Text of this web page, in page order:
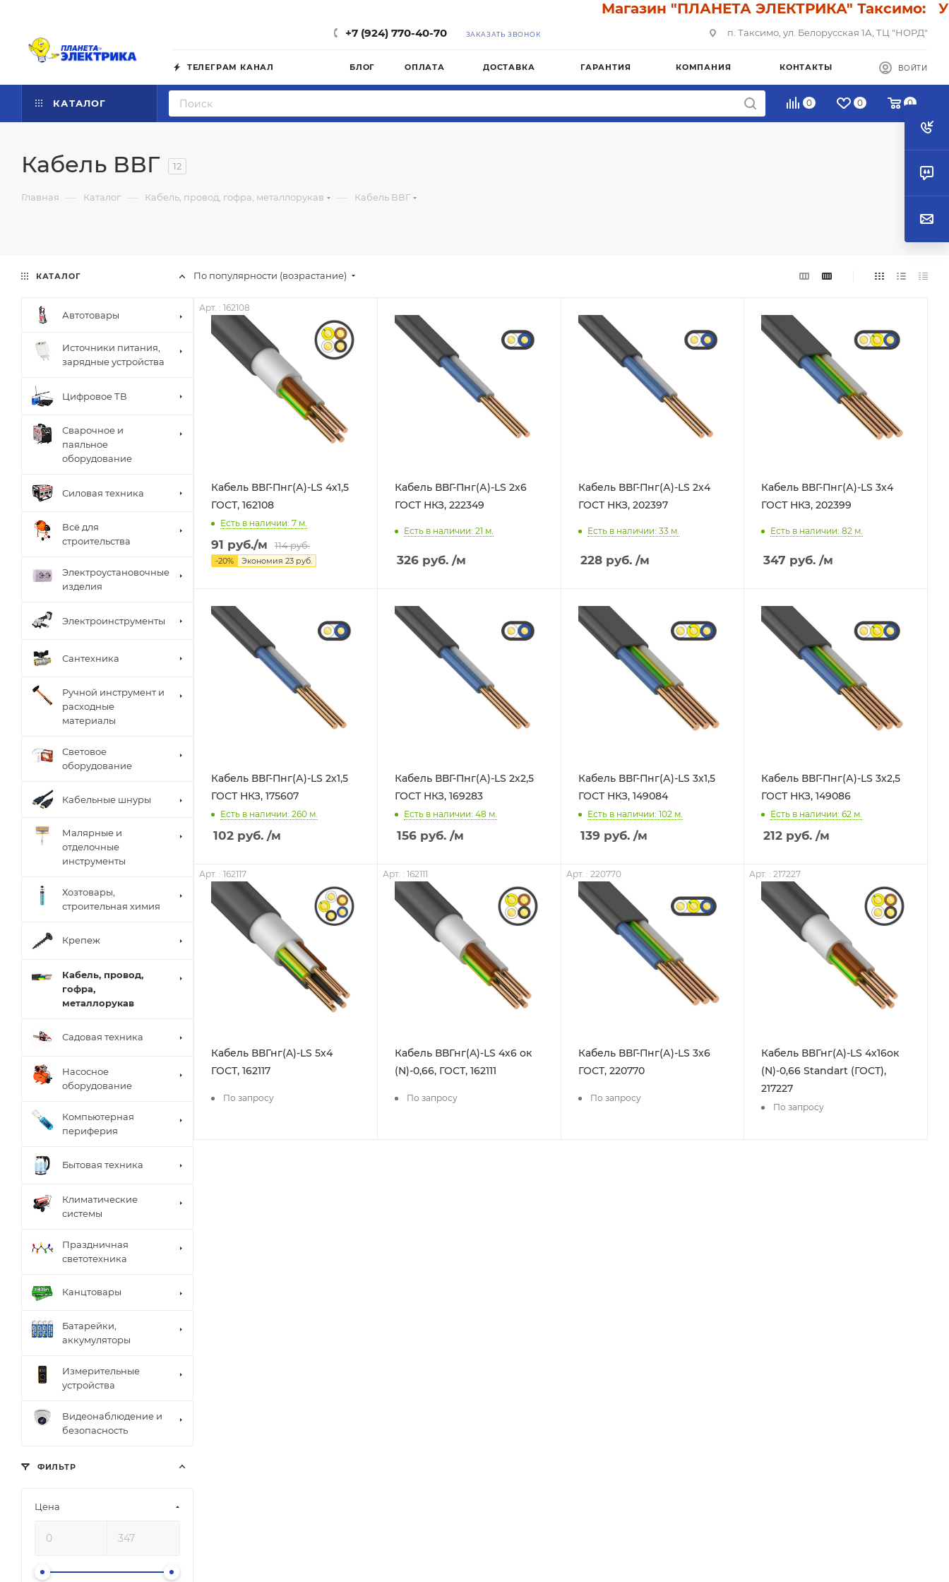
Магазин "ПЛАНЕТА ЭЛЕКТРИКА" Таксимо: У
+7 (924) 770-40-70 ЗАКАЗАТЬ ЗВОНОК п. Таксимо, ул. Белорусская 1А, ТЦ "НОРД"
ТЕЛЕГРАМ КАНАЛ БЛОГ ОПЛАТА ДОСТАВКА ГАРАНТИЯ КОМПАНИЯ КОНТАКТЫ ВОЙТИ
КАТАЛОГ 0 0 0
Кабель ВВГ 12
Главная — Каталог — Кабель, провод, гофра, металлорукав — Кабель ВВГ
По популярности (возрастание)
Арт. : 162108
Кабель ВВГ-Пнг(А)-LS 4х1,5
ГОСТ, 162108
Есть в наличии: 7 м.
91 руб./м 114руб.
-20% Экономия 23 руб.
Кабель ВВГ-Пнг(А)-LS 2х6
ГОСТ НКЗ, 222349
Есть в наличии: 21 м.
326руб. /м
Кабель ВВГ-Пнг(А)-LS 2х4
ГОСТ НКЗ, 202397
Есть в наличии: 33м.
228руб. /м
Кабель ВВГ-Пнг(А)-LS 3х4
ГОСТ НКЗ, 202399
Есть в наличии: 82 м.
347 руб. /м
Кабель ВВГ-Пнг(А)-LS 2х1,5
ГОСТ НКЗ, 175607
Есть в наличии: 260 м.
102 руб. /м
Кабель ВВГ-Пнг(А)-LS 2х2,5
ГОСТ НКЗ, 169283
Есть в наличии: 48 м.
156руб. /м
Кабель ВВГ-Пнг(А)-LS 3х1,5
ГОСТ НКЗ, 149084
Есть в наличии: 102 м.
139 руб. /м
Кабель ВВГ-Пнг(А)-LS 3х2,5
ГОСТ НКЗ, 149086
Есть в наличии: 62 м.
212 руб. /м
Арт. : 162117
Кабель ВВГнг(A)-LS 5х4
ГОСТ, 162117
По запросу
Арт. : 162111
Кабель ВВГнг(A)-LS 4х6 ок
(N)-0,66, ГОСТ, 162111
По запросу
Арт. : 220770
Кабель ВВГ-Пнг(А)-LS 3x6
ГОСТ, 220770
По запросу
Арт. : 217227
Кабель ВВГнг(A)-LS 4х16ок
(N)-0,66 Standart (ГОСТ),
217227
По запросу
КАТАЛОГ
Автотовары
Источники питания,
зарядные устройства
Цифровое ТВ
Сварочное и
паяльное
оборудование
Силовая техника
Всё для
строительства
Электроустановочные
изделия
Электроинструменты
Сантехника
Ручной инструмент и
расходные
материалы
Световое
оборудование
Кабельные шнуры
Малярные и
отделочные
инструменты
Хозтовары,
строительная химия
Крепеж
Кабель, провод,
гофра,
металлорукав
Садовая техника
Насосное
оборудование
Компьютерная
периферия
Бытовая техника
Климатические
системы
Праздничная
светотехника
Канцтовары
Батарейки,
аккумуляторы
Измерительные
устройства
Видеонаблюдение и
безопасность
ФИЛЬТР
Цена